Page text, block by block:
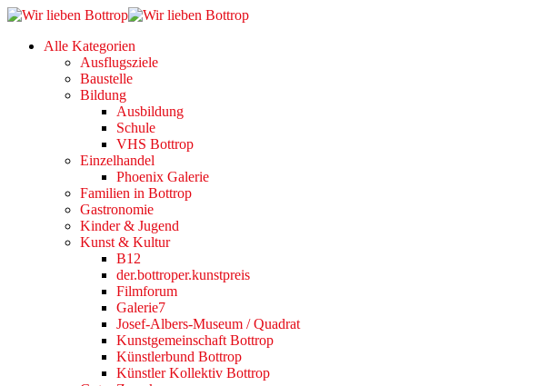
Alle Kategorien
Ausflugsziele
Baustelle
Bildung
Ausbildung
Schule
VHS Bottrop
Einzelhandel
Phoenix Galerie
Familien in Bottrop
Gastronomie
Kinder & Jugend
Kunst & Kultur
B12
der.bottroper.kunstpreis
Filmforum
Galerie7
Josef-Albers-Museum / Quadrat
Kunstgemeinschaft Bottrop
Künstlerbund Bottrop
Künstler Kollektiv Bottrop